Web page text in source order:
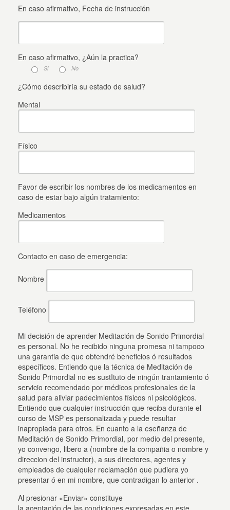
En caso afirmativo, Fecha de instrucción
En caso afirmativo, ¿Aún la practica?
Si No
¿Cómo describiría su estado de salud?
Mental
Físico
Favor de escribir los nombres de los medicamentos en
caso de estar bajo algún tratamiento:
Medicamentos
Contacto en caso de emergencia:
Nombre
Teléfono
Mi decisión de aprender Meditación de Sonido Primordial
es personal. No he recibido ninguna promesa ni tampoco
una garantia de que obtendré beneficios ó resultados
específicos. Entiendo que la técnica de Meditación de
Sonido Primordial no es sustItuto de ningún trantamiento ó
servicio recomendado por médicos profesionales de la
salud para aliviar padecimientos físicos ni psicológicos.
Entiendo que cualquier instrucción que reciba durante el
curso de MSP es personalizada y puede resultar
inapropiada para otros. En cuanto a la eseñanza de
Meditación de Sonido Primordial, por medio del presente,
yo convengo, libero a (nombre de la compañia o nombre y
direccion del instructor), a sus directores, agentes y
empleados de cualquier reclamación que pudiera yo
presentar ó en mi nombre, que contradigan lo anterior .
Al presionar «Enviar» constituye
la aceptación de las condiciones expresadas en este